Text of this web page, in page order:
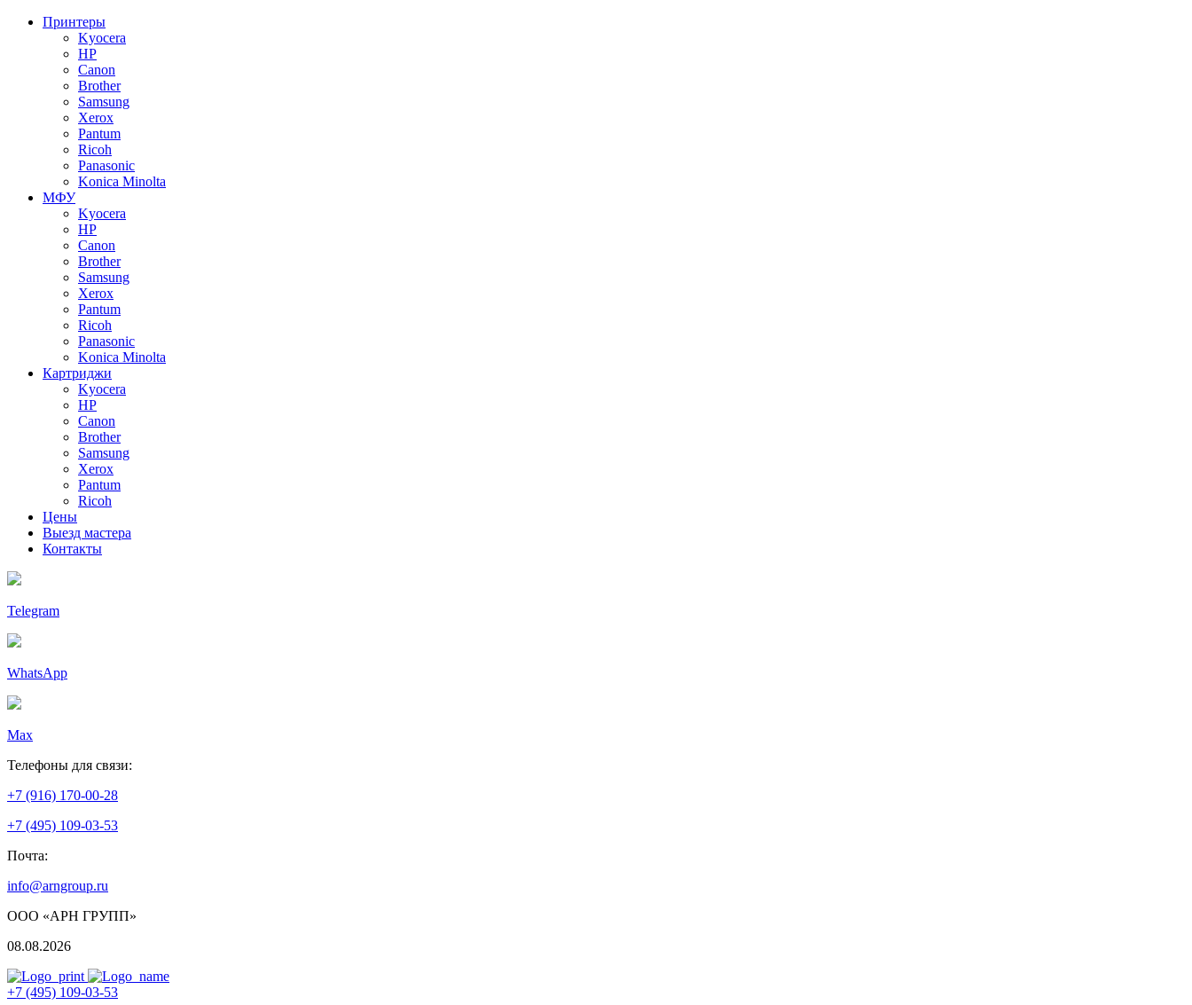
Принтеры
Kyocera
HP
Canon
Brother
Samsung
Xerox
Pantum
Ricoh
Panasonic
Konica Minolta
МФУ
Kyocera
HP
Canon
Brother
Samsung
Xerox
Pantum
Ricoh
Panasonic
Konica Minolta
Картриджи
Kyocera
HP
Canon
Brother
Samsung
Xerox
Pantum
Ricoh
Цены
Выезд мастера
Контакты
Telegram
WhatsApp
Max
Телефоны для связи:
+7 (916) 170-00-28
+7 (495) 109-03-53
Почта:
info@arngroup.ru
ООО «АРН ГРУПП»
08.08.2026
+7 (495) 109-03-53